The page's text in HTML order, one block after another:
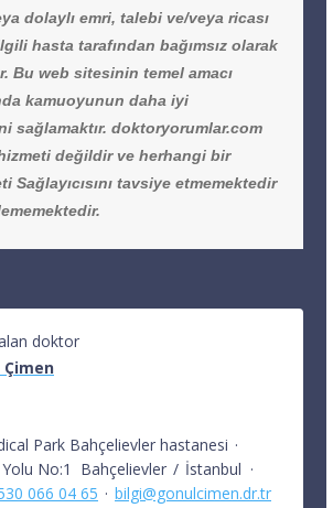
dolaylı emri, talebi ve/veya ricası
hasta tarafından bağımsız olarak
Bu web sitesinin temel amacı
kamuoyunun daha iyi
sağlamaktır. doktoryorumlar.com
değildir ve herhangi bir
Sağlayıcısını tavsiye etmemektedir
doktor
Çimen
Park Bahçelievler hastanesi ·
No:1
Bahçelievler / İstanbul ·
066 04 65 · bilgi@gonulcimen.dr.tr